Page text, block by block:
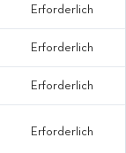
Erforderlich
Erforderlich
Erforderlich
Erforderlich